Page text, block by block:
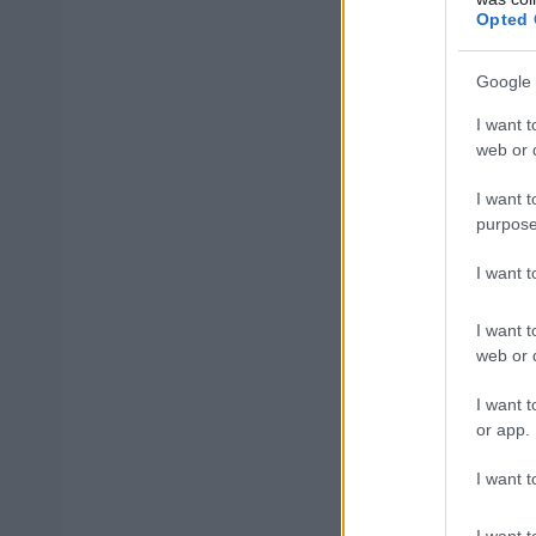
Opted
Google
I want
web or
I want
I want
I want
web or
I want
or app.
I want
Πωλητές
Πωλητές
Πωλητές
ΔΙΑΜΟΝΗΣ)
Πωλητές